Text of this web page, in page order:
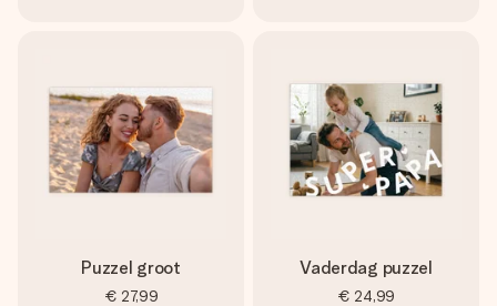
Puzzel groot
€ 27,99
Vaderdag puzzel
€ 24,99